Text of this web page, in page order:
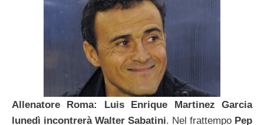
Allenatore Roma:
Luis Enrique Martinez Garcia
lunedì incontrerà Walter Sabatini. Nel frattempo Pep